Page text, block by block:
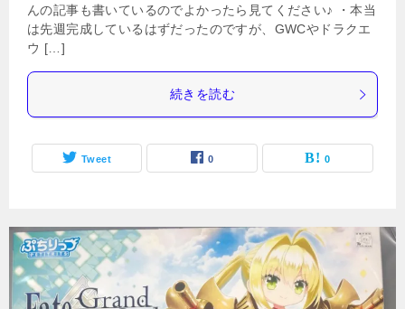
んの記事も書いているのでよかったら見てください♪ ・本当
は先週完成しているはずだったのですが、GWCやドラクエ
ウ […]
続きを読む
Tweet 0 0